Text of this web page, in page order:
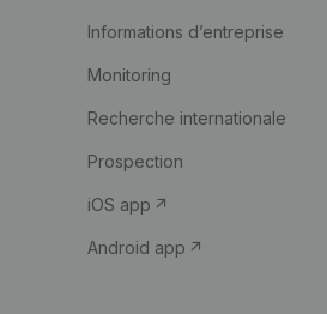
Informations d’entreprise
Monitoring
Recherche internationale
Prospection
iOS app
Android app